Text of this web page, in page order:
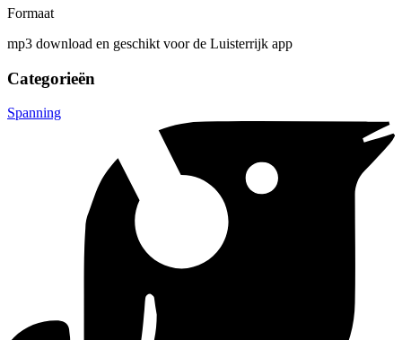
Formaat
mp3 download en geschikt voor de Luisterrijk app
Categorieën
Spanning